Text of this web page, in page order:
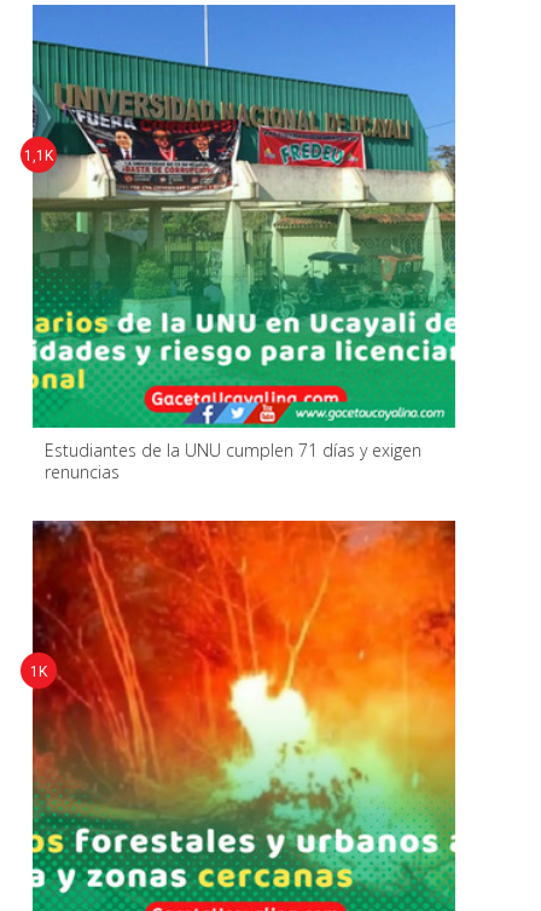
Estudiantes de la UNU cumplen 71 días y exigen
renuncias
1,1K
1K